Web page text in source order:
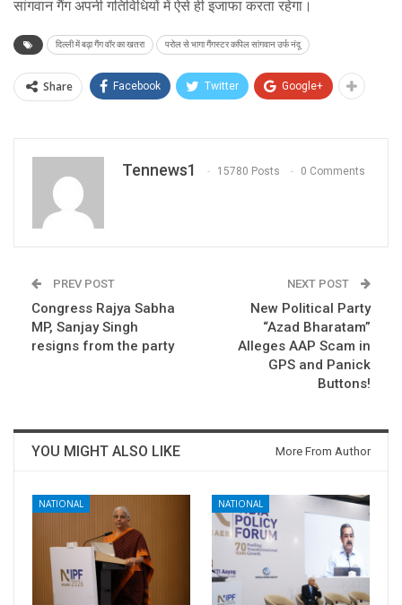
सांगवान गैंग अपनी गतिविधियों में ऐसे ही इजाफा करता रहेगा।
दिल्ली में बढ़ा गैंग वॉर का खतरा परोल से भागा गैंगस्टर कपिल सांगवान उर्फ नंदू
Share Facebook Twitter Google+
Tennews1 15780 Posts 0 Comments
PREV POST
Congress Rajya Sabha
MP, Sanjay Singh
resigns from the party
NEXT POST
New Political Party
“Azad Bharatam”
Alleges AAP Scam in
GPS and Panick
Buttons!
YOU MIGHT ALSO LIKE More From Author
NATIONAL NATIONAL